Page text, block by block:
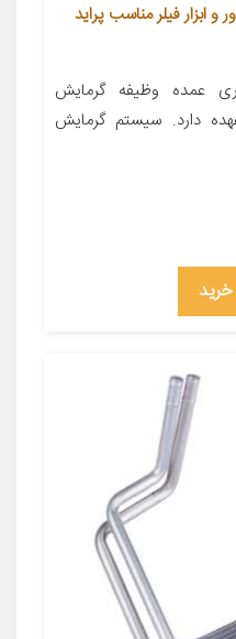
و ابزار فیلر مناسب پراید
عمده وظیفه گرمایش
دارد. سیستم گرمایش